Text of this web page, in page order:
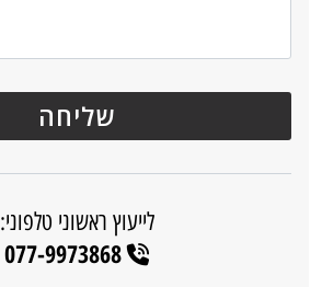
לייעוץ ראשוני טלפוני:
077-9973868